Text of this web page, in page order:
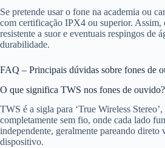
Se pretende usar o fone na academia ou
com certificação IPX4 ou superior. Assim,
resistente a suor e eventuais respingos de
durabilidade.
FAQ – Principais dúvidas sobre fones de
O que significa TWS nos fones de ouvido?
TWS é a sigla para ‘True Wireless
completamente sem fio, onde cada lado
independente, geralmente pareando
dispositivo.